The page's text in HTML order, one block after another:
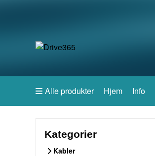
Alle produkter Hjem Info
Kategorier
Kabler